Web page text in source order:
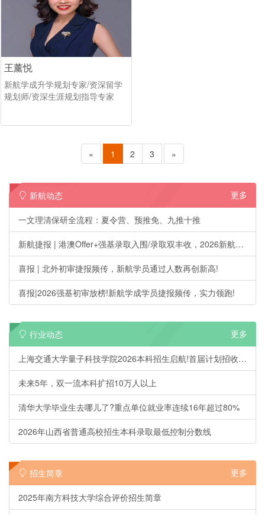
王薰悦
新航学成升学规划专家/资深留学
规划师/资深生涯规划指导专家
« 1 2 3 »
新航动态 更多
一文理清保研全流程：夏令营、预推免、九推十推
新航捷报 | 港澳Offer+强基录取入围/录取双丰收，2026新航学成第一波升学喜报刷屏!
喜报 | 北外初审捷报频传，新航学员通过人数再创新高!
喜报|2026强基初审放榜!新航学成学员捷报频传，实力领跑!
行业动态 更多
上海交通大学量子科技学院2026本科招生启航!首届计划招收20人
未来5年，双一流本科扩招10万人以上
清华大学毕业生去哪儿了?重点单位就业率连续16年超过80%
2026年山西省普通高校招生本科录取最低控制分数线
招生简章 更多
2025年南方科技大学综合评价招生简章